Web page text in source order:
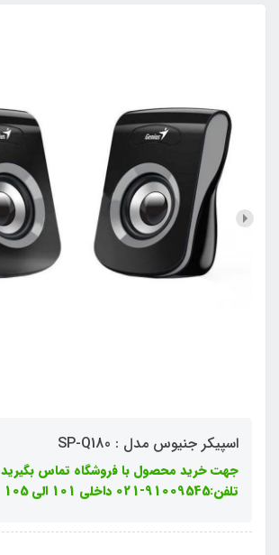
اسپیکر جنیوس مدل : SP-Q180
جهت خرید محصول با فروشگاه تماس بگیرید
تلفن:91009545-021 داخلی 101 الی 105